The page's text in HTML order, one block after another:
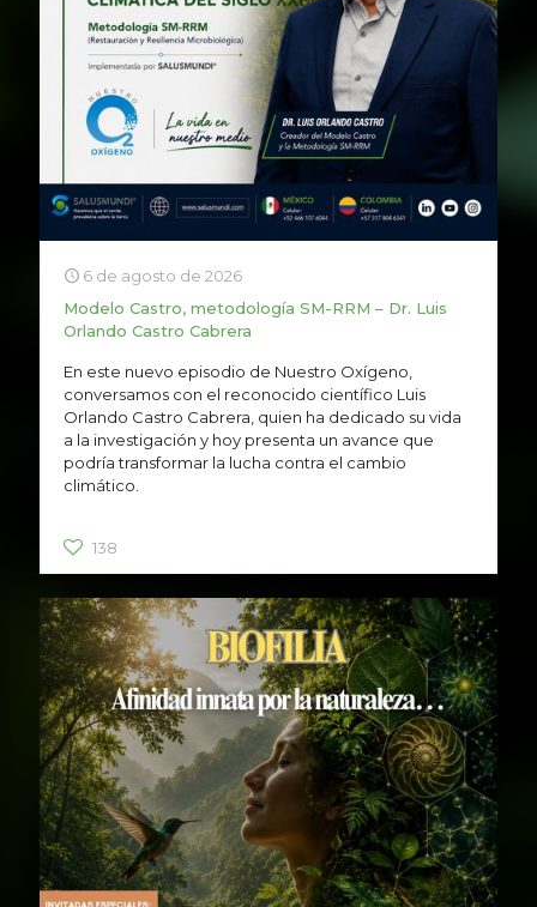
6 de agosto de 2026
Modelo Castro, metodología SM-RRM – Dr. Luis
Orlando Castro Cabrera
En este nuevo episodio de Nuestro Oxígeno,
conversamos con el reconocido científico Luis
Orlando Castro Cabrera, quien ha dedicado su vida
a la investigación y hoy presenta un avance que
podría transformar la lucha contra el cambio
climático.
138